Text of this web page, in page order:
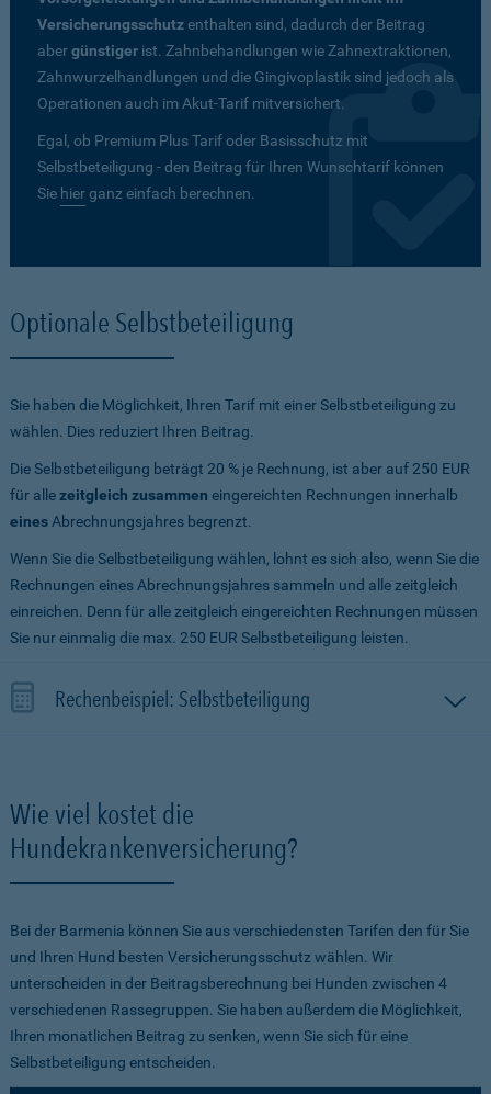
Versicherungsschutzenthalten sind, dadurch der Beitrag
abergünstiger ist. Zahnbehandlungen wie Zahnextraktionen,
Zahnwurzelhandlungen und die Gingivoplastik sind jedoch als
Operationen auch im Akut-Tarif mitversichert.
Egal, ob Premium Plus Tarif oder Basisschutz mit
Selbstbeteiligung - den Beitrag für Ihren Wunschtarif können
Sie hierganz einfach berechnen.
Optionale Selbstbeteiligung
Sie haben die Möglichkeit, Ihren Tarif mit einer Selbstbeteiligung zu
wählen. Dies reduziert Ihren Beitrag.
Die Selbstbeteiligung beträgt 20 % je Rechnung, ist aber auf 250 EUR
für allezeitgleich zusammen eingereichten Rechnungen innerhalb
eines Abrechnungsjahres begrenzt.
Wenn Sie die Selbstbeteiligung wählen, lohnt es sich also, wenn Sie die
Rechnungen eines Abrechnungsjahres sammeln und alle zeitgleich
einreichen. Denn für alle zeitgleich eingereichten Rechnungen müssen
Sie nur einmalig die max. 250 EUR Selbstbeteiligung leisten.
Rechenbeispiel: Selbstbeteiligung
Wie viel kostet die
Hundekrankenversicherung?
Bei der Barmenia können Sie aus verschiedensten Tarifen den für Sie
und Ihren Hund besten Versicherungsschutz wählen. Wir
unterscheiden in der Beitragsberechnung bei Hunden zwischen 4
verschiedenen Rassegruppen. Sie haben außerdem die Möglichkeit,
Ihren monatlichen Beitrag zu senken, wenn Sie sich für eine
Selbstbeteiligung entscheiden.